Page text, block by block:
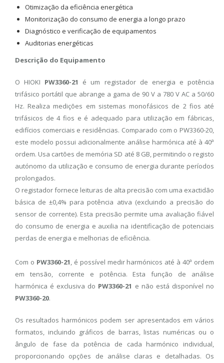
Otimização da eficiência energética
Monitorização do consumo de energia a longo prazo
Diagnóstico e verificação de equipamentos
Auditorias energéticas
Descrição do Equipamento
O HIOKI PW3360-21
é um registador de energia e potência
trifásico portátil que abrange a gama de 90 V a 780 V AC a 50/60
Hz. Realiza medições em sistemas monofásicos de 2 fios até
trifásicos de 4 fios e é adequado para utilização em fábricas,
edifícios comerciais e residências. Comparado com o PW3360-20,
este modelo possui adicionalmente análise harmónica até à 40ª
ordem. Usa cartões de memória SD até 8 GB, permitindo o registo
autónomo da utilização e consumo de energia durante períodos
prolongados.
O registador fornece leituras de alta precisão com uma exactidão
básica de ±0,4% para potência ativa (excluindo a precisão do
sensor de corrente). Esta precisão permite uma avaliação fiável
do consumo de energia e auxilia na identificação de potenciais
perdas de energia e melhorias de eficiência.
Com o PW3360-21, é possível medir harmónicos até à 40ª ordem
em tensão, corrente e potência. Esta função de análise
harmónica é exclusiva do PW3360-21 e não está disponível no
PW3360-20.
Os resultados harmónicos podem ser apresentados em vários
formatos, incluindo gráficos de barras, listas numéricas ou o
ângulo de fase da potência de cada harmónico individual,
proporcionando opções de análise claras e detalhadas. Os